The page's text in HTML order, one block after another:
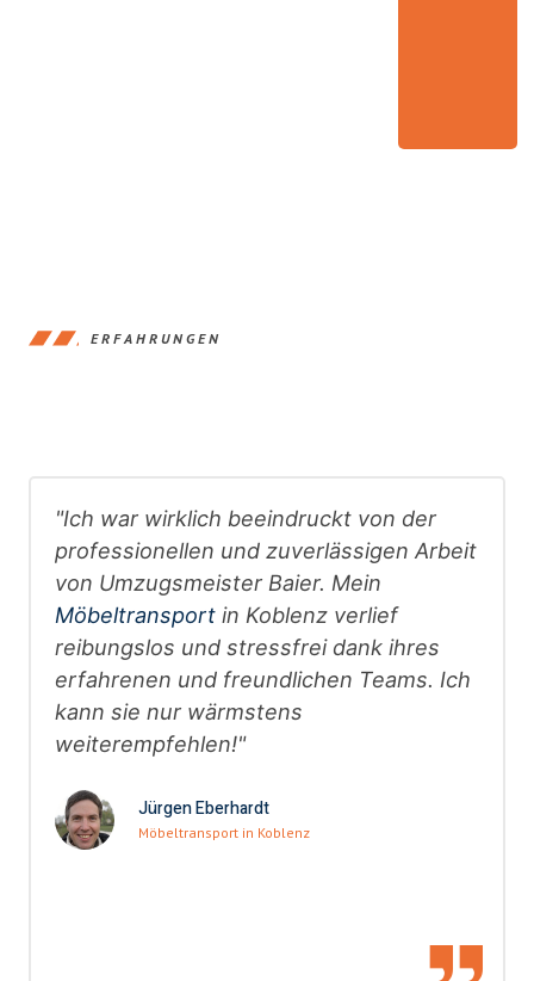
ERFAHRUNGEN
"Ich war wirklich beeindruckt von der
professionellen und zuverlässigen Arbeit
von Umzugsmeister Baier. Mein
Möbeltransport in Koblenz verlief
reibungslos und stressfrei dank ihres
erfahrenen und freundlichen Teams. Ich
kann sie nur wärmstens
weiterempfehlen!"
Jürgen Eberhardt
Möbeltransport in Koblenz